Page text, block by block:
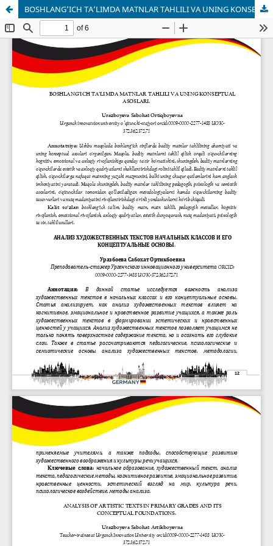
BOSHLANG’ICH TA’LIMDA MATNLAR TAHLILI VA UNING KONSEPTUAL ASOSLARI.